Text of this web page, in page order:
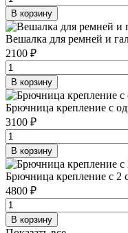
В корзину
Вешалка для ремней и
2100 ₽
В корзину
Брючница крепление с
3100 ₽
В корзину
Брючница крепление с 2
4800 ₽
В корзину